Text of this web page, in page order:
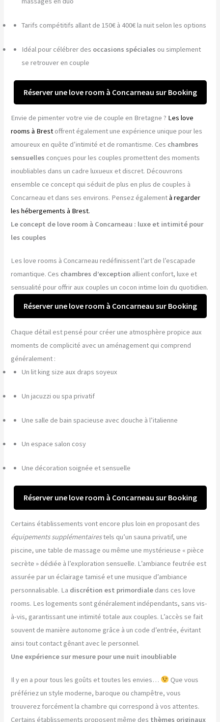
Tarifs compétitifs allant de 150€ à 400€ la nuit selon les options
Idéal pour célébrer des occasions spéciales ou simplement
se retrouver en couple
Réserver une love room à Concarneau sur Booking
Envie de pimenter votre vie de couple en Bretagne ? Les love
rooms à Brest offrent également une expérience unique pour les
amoureux en quête d’intimité et de romantisme. Ces chambres
sensuelles conçues pour les couples promettent des moments
inoubliables dans un cadre luxueux et discret. Découvrons
ensemble ce concept qui séduit de plus en plus de couples à
Concarneau et dans ses environs. Pensez égalementà regarder
les hébergements à Brest.
Le concept de love room à Concarneau : luxe et intimité pour
les couples
Les love rooms à Concarneau redéfinissent l’art de l’escapade
romantique. Ces chambres d’exception allient confort, luxe et
sensualité pour offrir aux couples un cocon intime loin du quotidien.
Réserver une love room à Concarneau sur Booking
Chaque détail est pensé pour créer une atmosphère propice aux
moments de complicité avec un aménagement qui comprend
généralement :
Un lit king size aux draps soyeux
Un jacuzzi ou spa privatif
Une salle de bain spacieuse avec douche à l’italienne
Un espace salon cosy
Une décoration soignée et sensuelle
Réserver une love room à Concarneau sur Booking
Certains établissements vont encore plus loin en proposant des
équipements supplémentairestels qu’un sauna privatif, une
piscine, une table de massage ou même une mystérieuse « pièce
secrète » dédiée à l’exploration sensuelle. L’ambiance feutrée est
assurée par un éclairage tamisé et une musique d’ambiance
personnalisable. La discrétion est primordiale dans ces love
rooms. Les logements sont généralement indépendants, sans vis-
à-vis, garantissant une intimité totale aux couples. L’accès se fait
souvent de manière autonome grâce à un code d’entrée, évitant
ainsi tout contact gênant avec le personnel.
Une expérience sur mesure pour une nuit inoubliable
Il y en a pour tous les goûts et toutes les envies…
Que vous
préfériez un style moderne, baroque ou champêtre, vous
trouverez forcément la chambre qui correspond à vos attentes.
Certains établissements proposent même des thèmes originaux